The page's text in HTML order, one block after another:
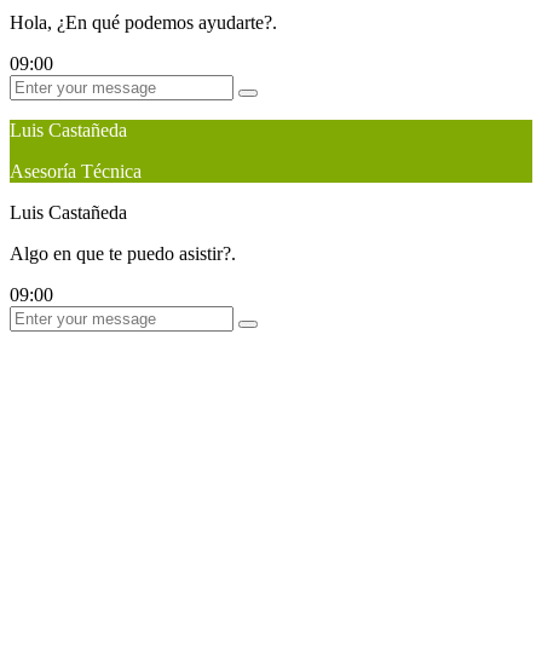
Hola, ¿En qué podemos ayudarte?.
09:00
Luis Castañeda
Asesoría Técnica
Luis Castañeda
Algo en que te puedo asistir?.
09:00